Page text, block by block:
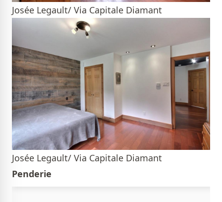
Josée Legault/ Via Capitale Diamant
Josée Legault/ Via Capitale Diamant
Penderie